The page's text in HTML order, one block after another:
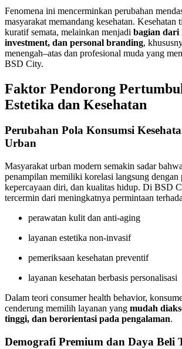
Fenomena ini mencerminkan perubahan
masyarakat memandang kesehatan. Kesehatan
kuratif semata, melainkan menjadi bagian dari
investment, dan personal branding,
menengah–atas dan profesional muda yang
BSD City.
Faktor Pendorong
Estetika dan Kesehatan
Perubahan Pola Konsumsi
Urban
Masyarakat urban modern semakin sadar
penampilan memiliki korelasi langsung dengan
kepercayaan diri, dan kualitas hidup. Di BSD
tercermin dari meningkatnya permintaan
perawatan kulit dan anti-aging
layanan estetika non-invasif
pemeriksaan kesehatan preventif
layanan kesehatan berbasis personalisasi
Dalam teori consumer health behavior,
cenderung memilih layanan yang mudah
tinggi, dan berorientasi pada pengalaman.
Demografi Premium dan Daya Beli